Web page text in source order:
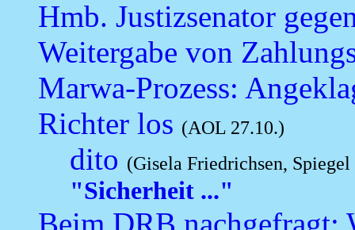
Hmb. Justizsenator
Weitergabe von
Marwa-Prozess:
Richter los (AOL 27.10.)
dito (Gisela Friedrichsen,
"Sicherheit ..."
Beim DRB nachgefragt: